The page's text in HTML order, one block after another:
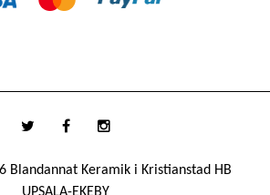
Blandannat Keramik i Kristianstad HB